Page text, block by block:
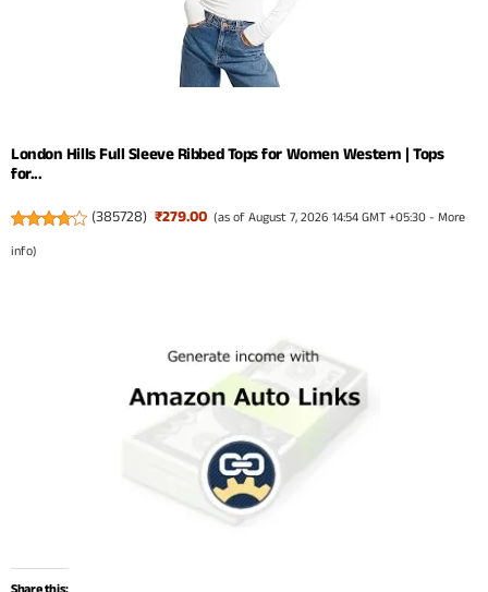
London Hills Full Sleeve Ribbed Tops for Women Western | Tops
for...
(385728) ₹279.00 (as of August 7, 2026 14:54 GMT +05:30 -More
info)